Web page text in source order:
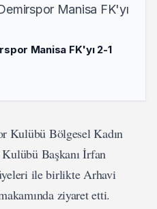
Manisa FK'yı 2-1
Bölgesel Kadın
Başkanı İrfan
ile birlikte Arhavi
ziyaret etti.